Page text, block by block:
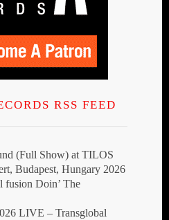
RSS FEED
(Full Show) at TILOS
Budapest, Hungary 2026
fusion Doin’ The
LIVE – Transglobal